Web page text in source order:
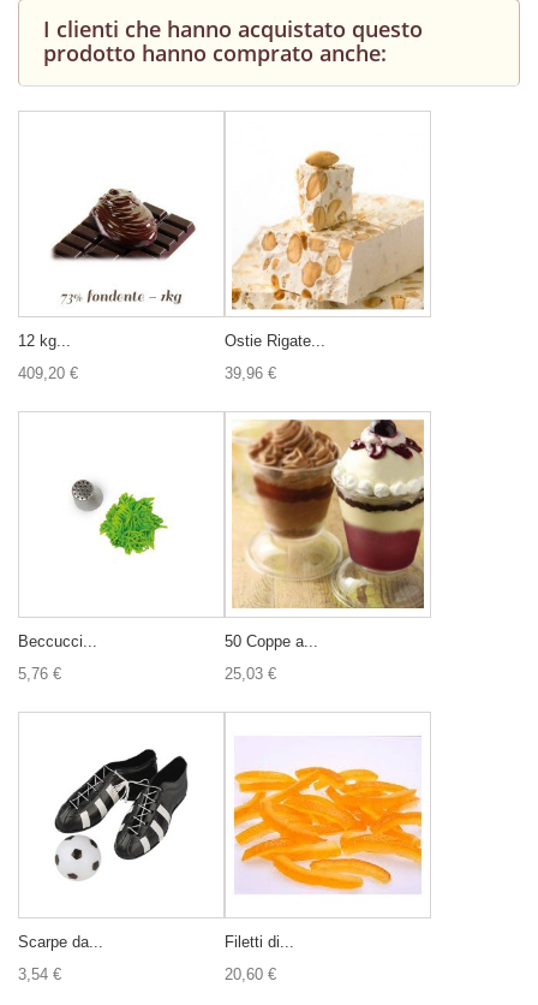
I clienti che hanno acquistato questo
prodotto hanno comprato anche:
12 kg...
409,20 €
Ostie Rigate...
39,96 €
Beccucci...
5,76 €
50 Coppe a...
25,03 €
Scarpe da...
3,54 €
Filetti di...
20,60 €